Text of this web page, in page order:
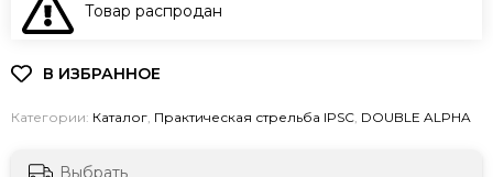
Товар распродан
Категории: Каталог, Практическая стрельба IPSC, DOUBLE ALPHA
Выбрать